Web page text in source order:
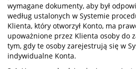
wymagane dokumenty, aby był
według ustalonych w Systemie
Klienta, który otworzył Konto, ma
upoważnione przez Klienta osoby do
tym, gdy te osoby zarejestrują się w
indywidualne Konta.